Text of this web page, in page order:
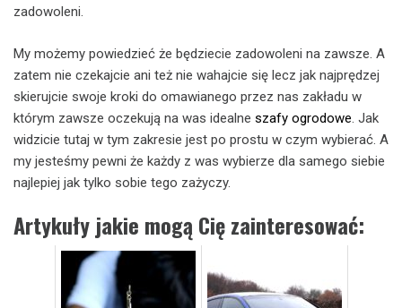
zadowoleni.
My możemy powiedzieć że będziecie zadowoleni na zawsze. A
zatem nie czekajcie ani też nie wahajcie się lecz jak najprędzej
skierujcie swoje kroki do omawianego przez nas zakładu w
którym zawsze oczekują na was idealne szafy ogrodowe. Jak
widzicie tutaj w tym zakresie jest po prostu w czym wybierać. A
my jesteśmy pewni że każdy z was wybierze dla samego siebie
najlepiej jak tylko sobie tego zażyczy.
Artykuły jakie mogą Cię zainteresować: